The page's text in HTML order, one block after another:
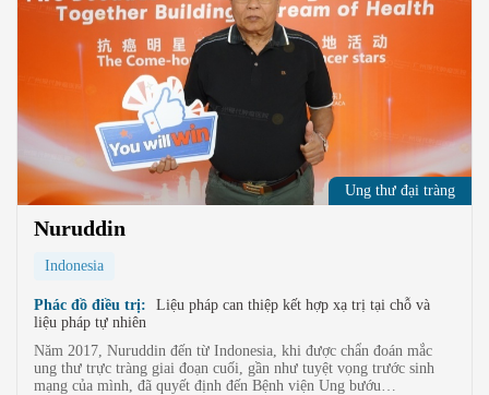
Ung thư đại tràng
Nuruddin
Indonesia
Phác đồ điều trị:
Liệu pháp can thiệp kết hợp xạ trị tại chỗ và
liệu pháp tự nhiên
Năm 2017, Nuruddin đến từ Indonesia, khi được chẩn đoán mắc
ung thư trực tràng giai đoạn cuối, gần như tuyệt vọng trước sinh
mạng của mình, đã quyết định đến Bệnh viện Ung bướu